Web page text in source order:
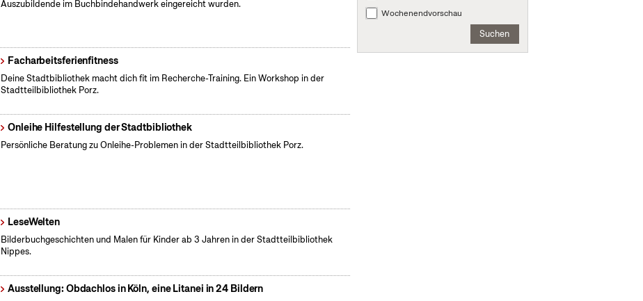
Auszubildende im Buchbindehandwerk eingereicht wurden.
Facharbeitsferienfitness
Deine Stadtbibliothek macht dich fit im Recherche-Training. Ein Workshop in der
Stadtteilbibliothek Porz.
Onleihe Hilfestellung der Stadtbibliothek
Persönliche Beratung zu Onleihe-Problemen in der Stadtteilbibliothek Porz.
LeseWelten
Bilderbuchgeschichten und Malen für Kinder ab 3 Jahren in der Stadtteilbibliothek
Nippes.
Ausstellung: Obdachlos in Köln, eine Litanei in 24 Bildern
Wochenendvorschau
Suchen